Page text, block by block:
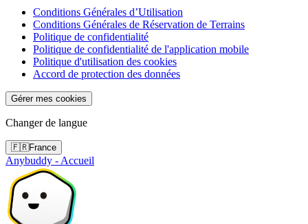
Conditions Générales d’Utilisation
Conditions Générales de Réservation de Terrains
Politique de confidentialité
Politique de confidentialité de l'application mobile
Politique d'utilisation des cookies
Accord de protection des données
Gérer mes cookies
Changer de langue
🇫🇷France
Anybuddy - Accueil